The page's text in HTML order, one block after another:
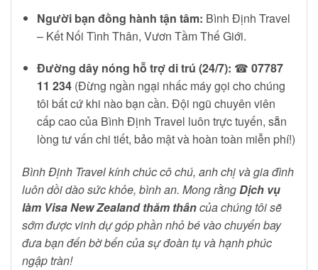
Người bạn đồng hành tận tâm: Bình Định Travel
– Kết Nối Tình Thân, Vươn Tầm Thế Giới.
Đường dây nóng hỗ trợ di trú (24/7): ☎ 07787
11 234(Đừng ngần ngại nhấc máy gọi cho chúng
tôi bất cứ khi nào bạn cần. Đội ngũ chuyên viên
cấp cao của Bình Định Travel luôn trực tuyến, sẵn
lòng tư vấn chi tiết, bảo mật và hoàn toàn miễn phí!)
Bình Định Travel kính chúc cô chú, anh chị và gia đình
luôn dồi dào sức khỏe, bình an. Mong rằngDịch vụ
làm Visa New Zealand thăm thâncủa chúng tôi sẽ
sớm được vinh dự góp phần nhỏ bé vào chuyến bay
đưa bạn đến bờ bến của sự đoàn tụ và hạnh phúc
ngập tràn!